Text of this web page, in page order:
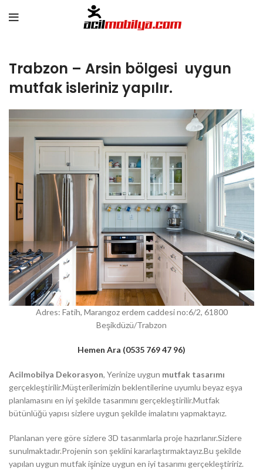
Trabzon – Arsin bölgesi uygun
mutfak isleriniz yapılır.
Adres: Fatih, Marangoz erdem caddesi no:6/2, 61800
Beşikdüzü/Trabzon
Hemen Ara (0535 769 47 96)
Acilmobilya Dekorasyon, Yerinize uygun mutfak tasarımı
gerçekleştirilir.Müşterilerimizin beklentilerine uyumlu beyaz eşya
planlamasını en iyi şekilde tasarımını gerçekleştirilir.Mutfak
bütünlüğü yapısı sizlere uygun şekilde imalatını yapmaktayız.
Planlanan yere göre sizlere 3D tasarımlarla proje hazırlanır.Sizlere
sunulmaktadır.Projenin son şeklini kararlaştırmaktayız.Bu şekilde
yapılan uygun mutfak işinize uygun en iyi tasarımı gerçekleştiririz.